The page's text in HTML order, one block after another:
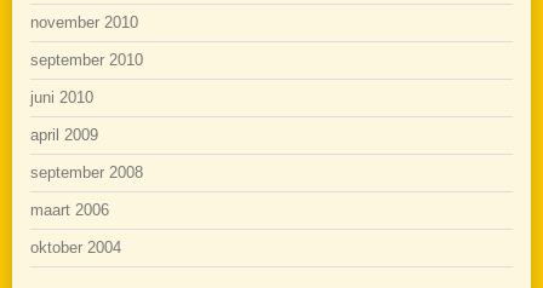
november 2010
september 2010
juni 2010
april 2009
september 2008
maart 2006
oktober 2004